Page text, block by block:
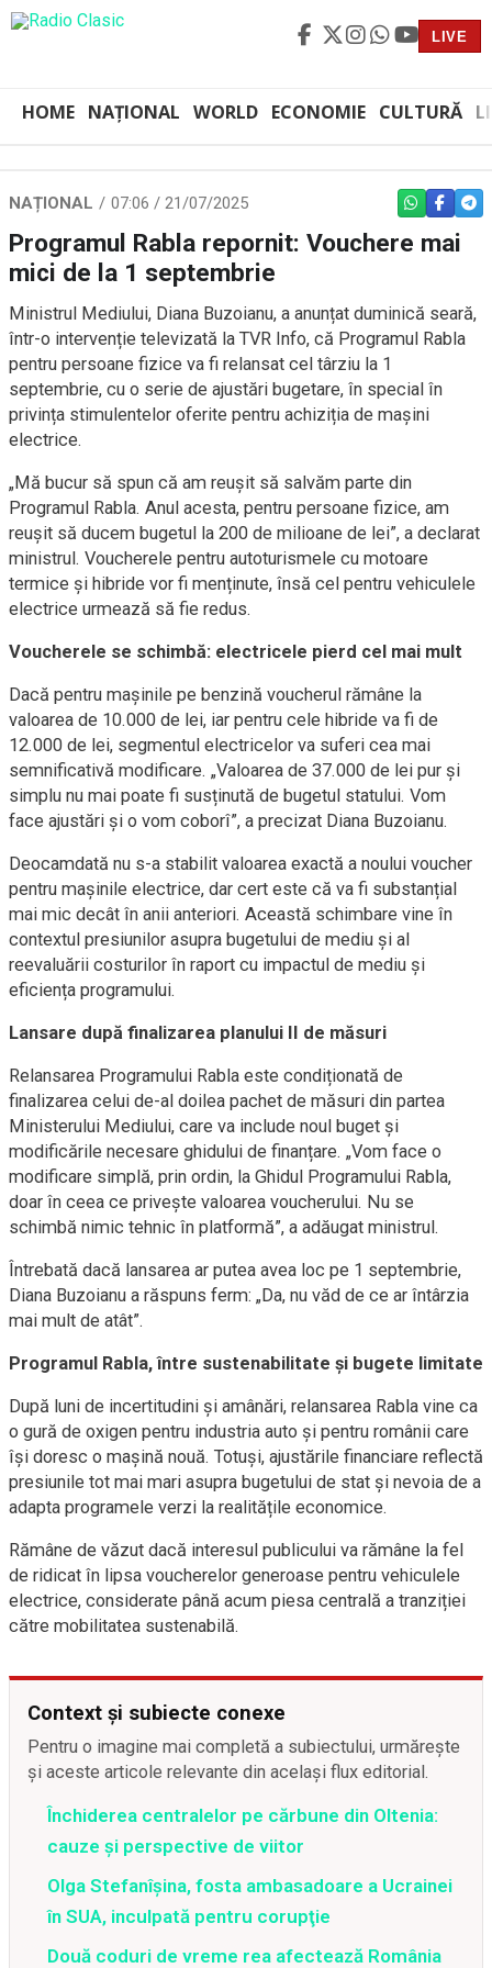
LIVE
HOME NAȚIONAL WORLD ECONOMIE CULTURĂ
NAȚIONAL 07:06 / 21/07/2025 WHATSAPP
Programul Rabla repornit: Vouchere mai
mici de la 1 septembrie
Ministrul Mediului, Diana Buzoianu, a anunțat duminică seară,
într-o intervenție televizată la TVR Info, că Programul Rabla
pentru persoane fizice va fi relansat cel târziu la 1
septembrie, cu o serie de ajustări bugetare, în special în
privința stimulentelor oferite pentru achiziția de mașini
electrice.
„Mă bucur să spun că am reușit să salvăm parte din
Programul Rabla. Anul acesta, pentru persoane fizice, am
reușit să ducem bugetul la 200 de milioane de lei”, a declarat
ministrul. Voucherele pentru autoturismele cu motoare
termice și hibride vor fi menținute, însă cel pentru vehiculele
electrice urmează să fie redus.
Voucherele se schimbă: electricele pierd cel mai mult
Dacă pentru mașinile pe benzină voucherul rămâne la
valoarea de 10.000 de lei, iar pentru cele hibride va fi de
12.000 de lei, segmentul electricelor va suferi cea mai
semnificativă modificare. „Valoarea de 37.000 de lei pur și
simplu nu mai poate fi susținută de bugetul statului. Vom
face ajustări și o vom coborî”, a precizat Diana Buzoianu.
Deocamdată nu s-a stabilit valoarea exactă a noului voucher
pentru mașinile electrice, dar cert este că va fi substanțial
mai mic decât în anii anteriori. Această schimbare vine în
contextul presiunilor asupra bugetului de mediu și al
reevaluării costurilor în raport cu impactul de mediu și
eficiența programului.
Lansare după finalizarea planului II de măsuri
Relansarea Programului Rabla este condiționată de
finalizarea celui de-al doilea pachet de măsuri din partea
Ministerului Mediului, care va include noul buget și
modificările necesare ghidului de finanțare. „Vom face o
modificare simplă, prin ordin, la Ghidul Programului Rabla,
doar în ceea ce privește valoarea voucherului. Nu se
schimbă nimic tehnic în platformă”, a adăugat ministrul.
Întrebată dacă lansarea ar putea avea loc pe 1 septembrie,
Diana Buzoianu a răspuns ferm: „Da, nu văd de ce ar întârzia
mai mult de atât”.
Programul Rabla, între sustenabilitate și bugete limitate
După luni de incertitudini și amânări, relansarea Rabla vine ca
o gură de oxigen pentru industria auto și pentru românii care
își doresc o mașină nouă. Totuși, ajustările financiare reflectă
presiunile tot mai mari asupra bugetului de stat și nevoia de a
adapta programele verzi la realitățile economice.
Rămâne de văzut dacă interesul publicului va rămâne la fel
de ridicat în lipsa voucherelor generoase pentru vehiculele
electrice, considerate până acum piesa centrală a tranziției
către mobilitatea sustenabilă.
Context și subiecte conexe
Pentru o imagine mai completă a subiectului, urmărește
și aceste articole relevante din același flux editorial.
Închiderea centralelor pe cărbune din Oltenia:
cauze și perspective de viitor
Olga Stefanîşina, fosta ambasadoare a Ucrainei
în SUA, inculpată pentru corupţie
Două coduri de vreme rea afectează România